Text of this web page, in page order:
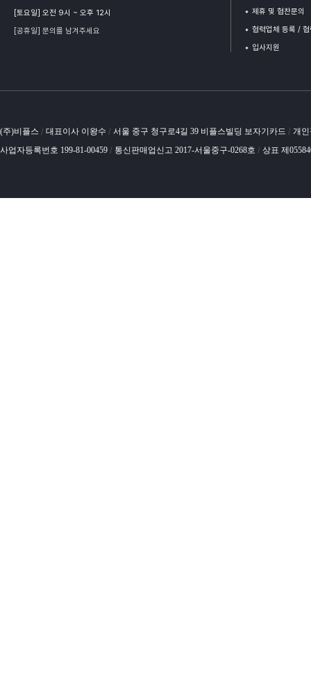
[토요일] 오전 9시 ~ 오후 12시
[공휴일] 문의를 남겨주세요
제휴 및 협찬문의
협력업체 등록 /
입사지원
(주)비플스 / 대표이사 이왕수 / 서울 중구 청구로4길 39 비플스빌딩 보자기카드 / 개
사업자등록번호 199-81-00459 / 통신판매업신고 2017-서울중구-0268호 / 상표 제